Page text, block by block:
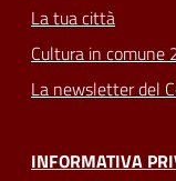
La tua città
Cultura in comune
La newsletter del
INFORMATIVA